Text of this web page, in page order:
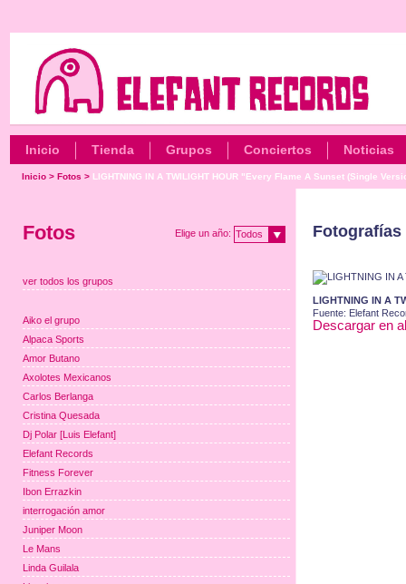
Inicio Tienda Grupos Conciertos Noticias
Inicio> Fotos > LIGHTNING IN A TWILIGHT HOUR "Every Flame A Sunset (Single
Fotografías
LIGHTNING IN A
Fuente: Elefant
Descargar en
Fotos Elige un año: Todos
ver todos los grupos
Aiko el grupo
Alpaca Sports
Amor Butano
Axolotes Mexicanos
Carlos Berlanga
Cristina Quesada
Dj Polar [Luis Elefant]
Elefant Records
Fitness Forever
Ibon Errazkin
interrogación amor
Juniper Moon
Le Mans
Linda Guilala